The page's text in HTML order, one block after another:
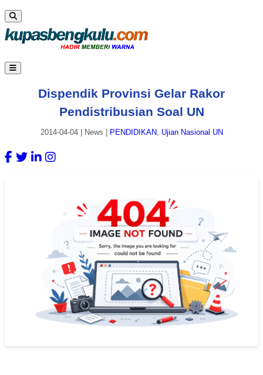
Dispendik Provinsi Gelar Rakor
Pendistribusian Soal UN
2014-04-04| News PENDIDIKAN, Ujian Nasional UN